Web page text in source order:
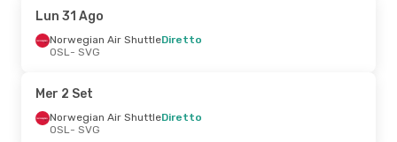
Gio 3 Set- Gio 10 Set
Scandinavian Airlines
SVG - OSL
Lun 31 Ago
Norwegian Air ShuttleDiretto
OSL- SVG
Mer 2 Set
Norwegian Air ShuttleDiretto
OSL- SVG